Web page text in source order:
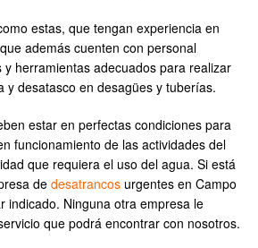
estas, que tengan experiencia en
además cuenten con personal
y herramientas adecuados para realizar
y desatasco en desagües y tuberías.
estar en perfectas condiciones para
funcionamiento de las actividades del
que requiera el uso del agua. Si está
de desatrancos urgentes en Campo
indicado. Ninguna otra empresa le
que podrá encontrar con nosotros.